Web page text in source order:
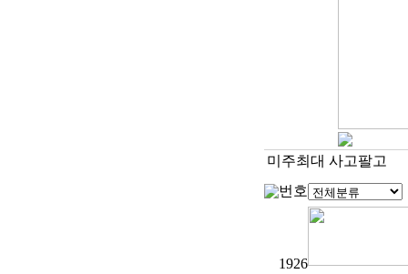
미주최대 사고팔고
번호
1926